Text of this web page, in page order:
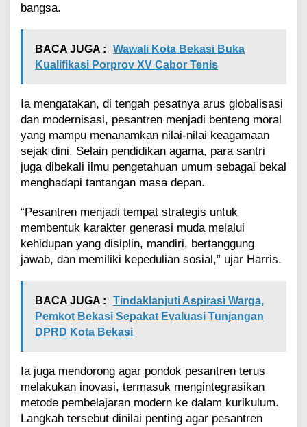
e
d
a
n
B
e
r
a
h
l
a
k
bangsa.
BACA JUGA :
Wawali Kota Bekasi Buka
Kualifikasi Porprov XV Cabor Tenis
Ia mengatakan, di tengah pesatnya arus globalisasi
dan modernisasi, pesantren menjadi benteng moral
yang mampu menanamkan nilai-nilai keagamaan
sejak dini. Selain pendidikan agama, para santri
juga dibekali ilmu pengetahuan umum sebagai bekal
menghadapi tantangan masa depan.
“Pesantren menjadi tempat strategis untuk
membentuk karakter generasi muda melalui
kehidupan yang disiplin, mandiri, bertanggung
jawab, dan memiliki kepedulian sosial,” ujar Harris.
BACA JUGA :
Tindaklanjuti Aspirasi Warga,
Pemkot Bekasi Sepakat Evaluasi Tunjangan
DPRD Kota Bekasi
Ia juga mendorong agar pondok pesantren terus
melakukan inovasi, termasuk mengintegrasikan
metode pembelajaran modern ke dalam kurikulum.
Langkah tersebut dinilai penting agar pesantren